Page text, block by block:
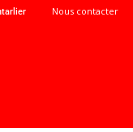
Nous contacter